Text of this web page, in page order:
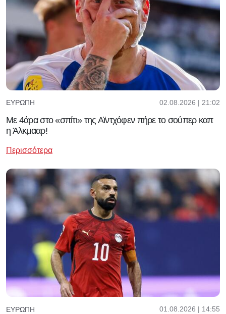
ΕΥΡΏΠΗ 02.08.2026 | 21:02
Με 4άρα στο «σπίτι» της Αϊντχόφεν πήρε το σούπερ καπ
η Άλκμααρ!
Περισσότερα
ΕΥΡΏΠΗ 01.08.2026 | 14:55